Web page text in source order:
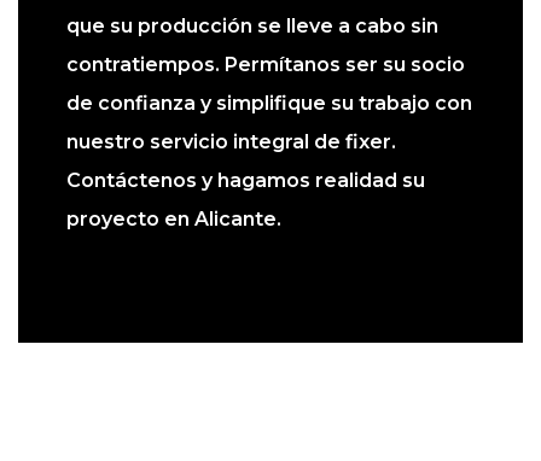
que su producción se lleve a cabo sin
contratiempos. Permítanos ser su socio
de confianza y simplifique su trabajo con
nuestro servicio integral de fixer.
Contáctenos y hagamos realidad su
proyecto en Alicante.